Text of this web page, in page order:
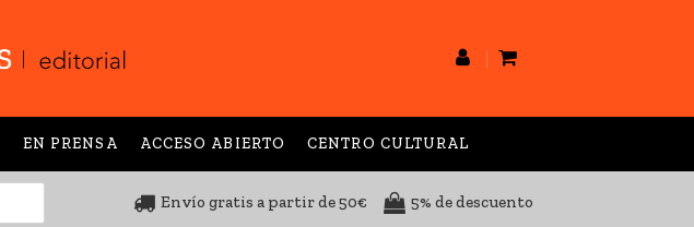
EN PRENSA ACCESO ABIERTO CENTRO CULTURAL
Envío gratis a partir de 50€ 5% de descuento